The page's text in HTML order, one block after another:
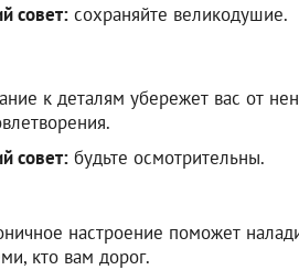
совет: сохраняйте великодушие.
к деталям убережет вас от
совет: будьте осмотрительны.
настроение поможет
кто вам дорог.